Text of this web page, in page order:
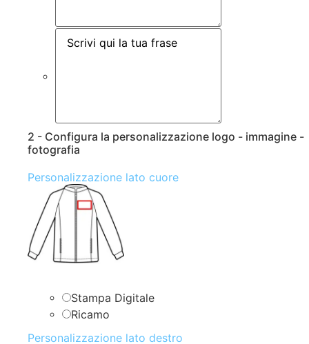
2 - Configura la personalizzazione logo - immagine -
fotografia
Personalizzazione lato cuore
Stampa Digitale
Ricamo
Personalizzazione lato destro